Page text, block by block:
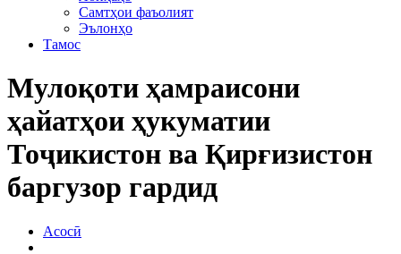
Самтҳои фаъолият
Эълонҳо
Тамос
Мулоқоти ҳамраисони
ҳайатҳои ҳукуматии
Тоҷикистон ва Қирғизистон
баргузор гардид
Асосӣ